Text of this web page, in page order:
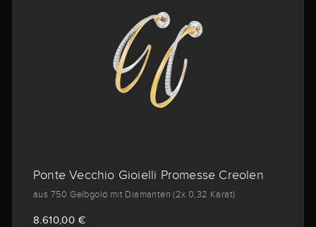
Ponte Vecchio Gioielli Promesse Creolen
aus 750 Gelbgold mit Diamanten (2x 0,32 Karat)
8.610,00 €